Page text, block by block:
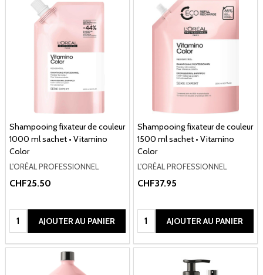
Shampooing fixateur de couleur
1000 ml sachet • Vitamino
Color
L'ORÉAL PROFESSIONNEL
CHF25.50
Quantité:AJOUTER AU PANIER
Shampooing fixateur de couleur
1500 ml sachet • Vitamino
Color
L'ORÉAL PROFESSIONNEL
CHF37.95
Quantité:AJOUTER AU PANIER